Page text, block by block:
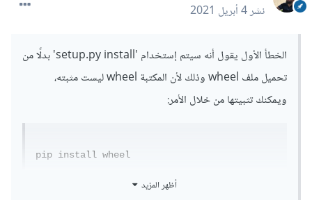
نشر4 أبريل 2021
الخطأ الأول يقول أنه سيتم إستخدام 'setup.py install' بدلًا من
تحميل ملف wheel وذلك لأن المكتبة wheel ليست مثبته،
ويمكنك تثبيتها من خلال الأمر:
pip install wheel
وفي الجزء الثاني يخبرك أنك لا تستعمل آخر نسخة من pip
أظهر المزيد